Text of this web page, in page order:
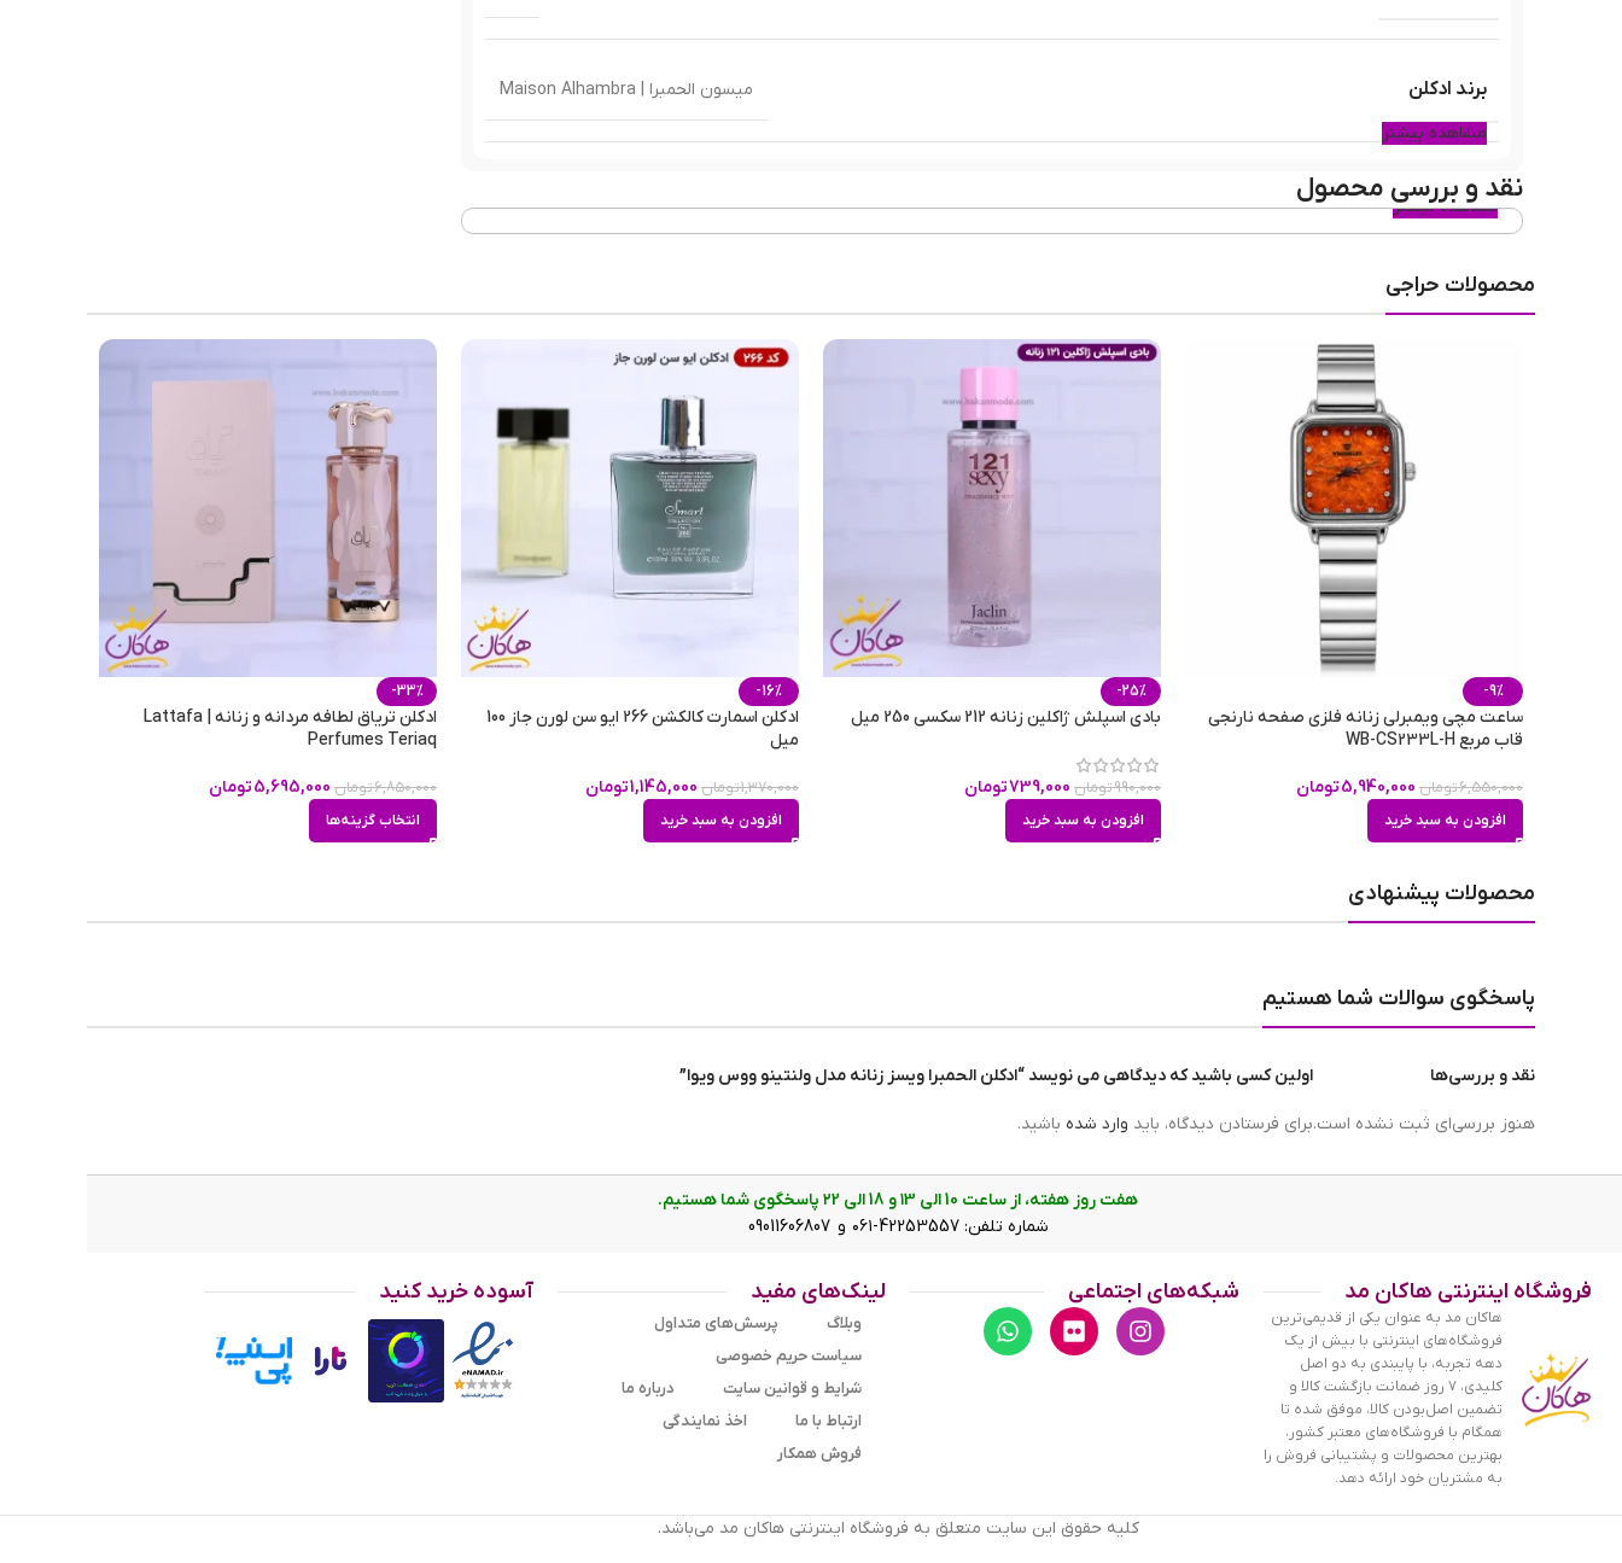
برند ادکلن میسون الحمبرا | Maison Alhambra
مشابه ادکلن
سال ساخت عطر
کشور مبدا برند
بسیار خوب
ماندگاری بسیار خوب
فصل
مناسب برای
حجم
مشاهده بیشتر
نقد و بررسی محصول
مشاهده بیشتر
محصولات حراجی
-9%
ساعت مچی ویمبرلی زنانه فلزی صفحه نارنجی
قاب مربع WB-CS233L-H
6,550,000تومان 5,940,000تومان
افزودن به سبد خرید
-25%
بادی اسپلش ژاکلین زنانه 212 سکسی 250 میل
990,000تومان 739,000تومان
افزودن به سبد خرید
-16%
ادکلن اسمارت کالکشن 266 ایو سن لورن جاز 100
میل
1,370,000تومان 1,145,000تومان
افزودن به سبد خرید
-33%
ادکلن تریاق لطافه مردانه و زنانه | Lattafa
Perfumes Teriaq
6,850,000تومان 5,695,000تومان
انتخاب گزینه‌ها
محصولات پیشنهادی
پاسخگوی سوالات شما هستیم
نقد و بررسی‌ها
هنوز بررسی‌ای ثبت نشده است.
اولین کسی باشید که دیدگاهی می نویسد “ادکلن الحمبرا ویسز زنانه مدل ولنتینو ووس ویوا”
برای فرستادن دیدگاه، باید وارد شده باشید.
هفت روز هفته، از ساعت 10 الی ۱3 و 18 الی ۲2 پاسخگوی شما هستیم.
شماره تلفن: 42253557-۰۶۱ و 09011606807
فروشگاه اینترنتی هاکان مد
هاکان مد به عنوان یکی از قدیمی‌ترین
فروشگاه‌های اینترنتی با بیش از یک
دهه تجربه، با پایبندی به دو اصل
کلیدی، ۷ روز ضمانت بازگشت کالا و
تضمین اصل‌بودن کالا، موفق شده تا
همگام با فروشگاه‌های معتبر کشور،
بهترین محصولات و پشتیبانی فروش را
به مشتریان خود ارائه دهد.
شبکه‌های اجتماعی لینک‌های مفید
وبلاگ
پرسش‌های متداول
سیاست حریم خصوصی
شرایط و قوانین سایت
درباره ما
ارتباط با ما
اخذ نمایندگی
فروش همکار
آسوده خرید کنید
کلیه حقوق این سایت متعلق به فروشگاه اینترنتی هاکان مد می‌باشد.